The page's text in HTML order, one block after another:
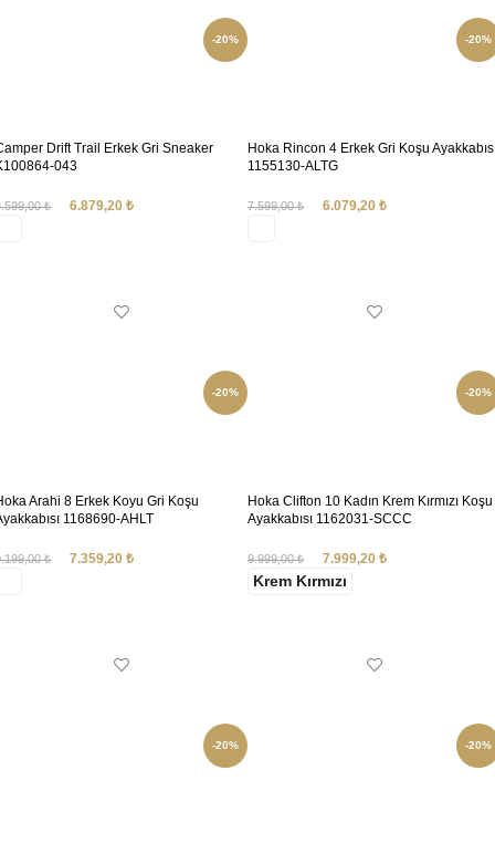
-20%
Drift Trail Erkek Gri Sneaker
043
₺ 6.879,20 ₺
-20%
Hoka Rincon 4 Erkek Gri Koşu
1155130-ALTG
7.599,00₺ 6.079,20 ₺
-20%
Arahi 8 Erkek Koyu Gri Koşu
1168690-AHLT
₺ 7.359,20 ₺
-20%
Hoka Clifton 10 Kadın Krem Kırmızı Koşu
Ayakkabısı 1162031-SCCC
9.999,00₺ 7.999,20 ₺
Krem Kırmızı
-20% -20%